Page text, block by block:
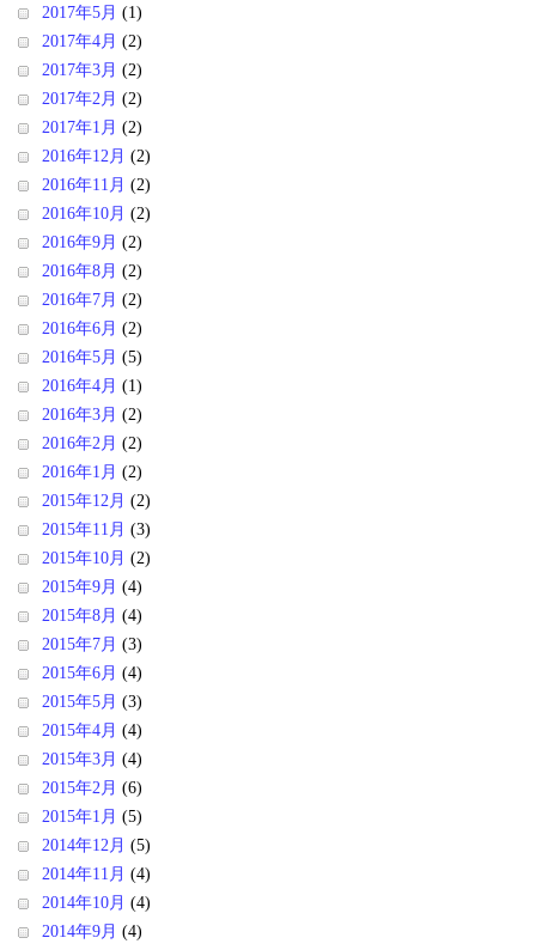
2017年5月 (1)
2017年4月 (2)
2017年3月 (2)
2017年2月 (2)
2017年1月 (2)
2016年12月 (2)
2016年11月 (2)
2016年10月 (2)
2016年9月 (2)
2016年8月 (2)
2016年7月 (2)
2016年6月 (2)
2016年5月 (5)
2016年4月 (1)
2016年3月 (2)
2016年2月 (2)
2016年1月 (2)
2015年12月 (2)
2015年11月 (3)
2015年10月 (2)
2015年9月 (4)
2015年8月 (4)
2015年7月 (3)
2015年6月 (4)
2015年5月 (3)
2015年4月 (4)
2015年3月 (4)
2015年2月 (6)
2015年1月 (5)
2014年12月 (5)
2014年11月 (4)
2014年10月 (4)
2014年9月 (4)